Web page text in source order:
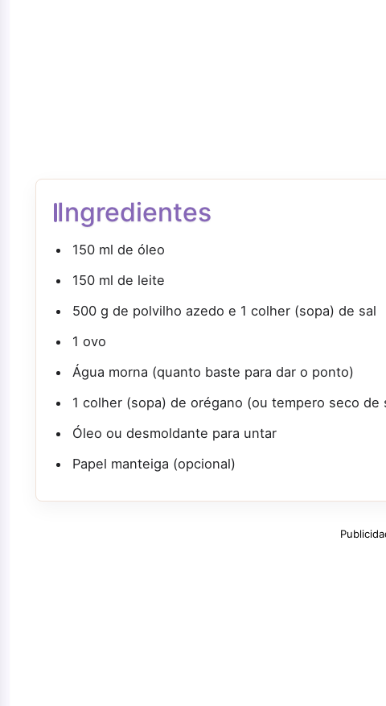
Ingredientes
150 ml de óleo
150 ml de leite
500 g de polvilho azedo e 1 colher (sopa) de sal
1 ovo
Água morna (quanto baste para dar o ponto)
1 colher (sopa) de orégano (ou tempero seco de
Óleo ou desmoldante para untar
Papel manteiga (opcional)